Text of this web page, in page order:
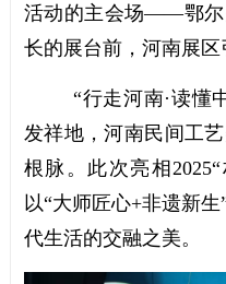
活动的主会场——鄂尔
长的展台前，河南展区
“行走河南·读懂
发祥地，河南民间工
根脉。此次亮相
以“大师匠心+非遗新
代生活的交融之美。